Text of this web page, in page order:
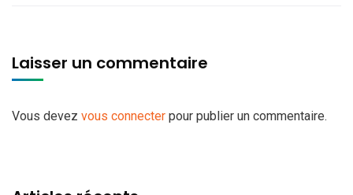
Laisser un commentaire
Vous devez vous connecter pour publier un commentaire.